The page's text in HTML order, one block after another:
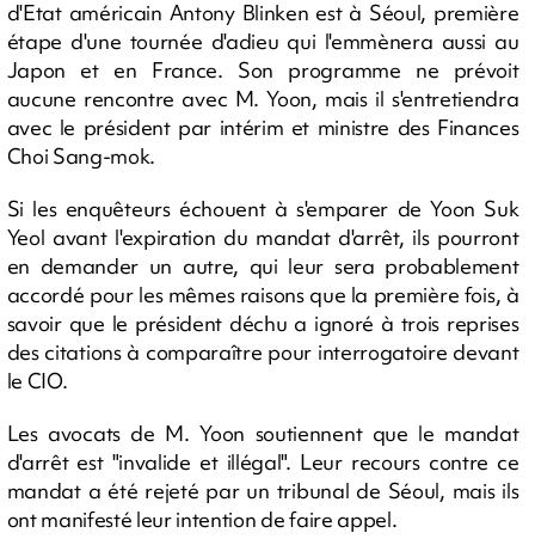
d'Etat américain Antony Blinken est à Séoul, première
étape d'une tournée d'adieu qui l'emmènera aussi au
Japon et en France. Son programme ne prévoit
aucune rencontre avec M. Yoon, mais il s'entretiendra
avec le président par intérim et ministre des Finances
Choi Sang-mok.
Si les enquêteurs échouent à s'emparer de Yoon Suk
Yeol avant l'expiration du mandat d'arrêt, ils pourront
en demander un autre, qui leur sera probablement
accordé pour les mêmes raisons que la première fois, à
savoir que le président déchu a ignoré à trois reprises
des citations à comparaître pour interrogatoire devant
le CIO.
Les avocats de M. Yoon soutiennent que le mandat
d'arrêt est "invalide et illégal". Leur recours contre ce
mandat a été rejeté par un tribunal de Séoul, mais ils
ont manifesté leur intention de faire appel.